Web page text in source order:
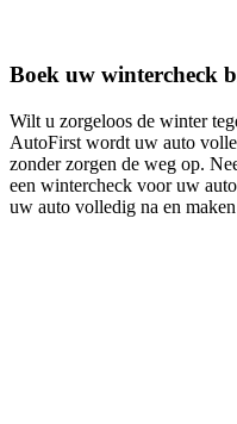
Boek uw wintercheck
Wilt u zorgeloos de winter
AutoFirst wordt uw auto
zonder zorgen de weg op.
een wintercheck voor uw
uw auto volledig na en